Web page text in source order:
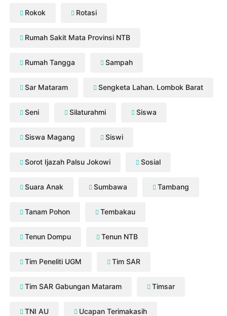
Rokok Rotasi
Rumah Sakit Mata Provinsi NTB
Rumah Tangga Sampah
Sar Mataram Sengketa Lahan. Lombok Barat
Seni Silaturahmi Siswa
Siswa Magang Siswi
Sorot Ijazah Palsu Jokowi Sosial
Suara Anak Sumbawa Tambang
Tanam Pohon Tembakau
Tenun Dompu Tenun NTB
Tim Peneliti UGM Tim SAR
Tim SAR Gabungan Mataram Timsar
TNI AU Ucapan Terimakasih